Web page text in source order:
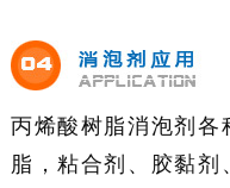
丙烯酸树脂消泡剂各
脂，粘合剂、胶黏